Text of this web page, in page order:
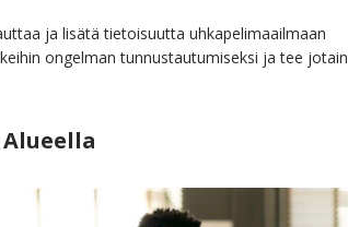
ja lisätä tietoisuutta uhkapelimaailmaan
ongelman tunnustautumiseksi ja tee jotain